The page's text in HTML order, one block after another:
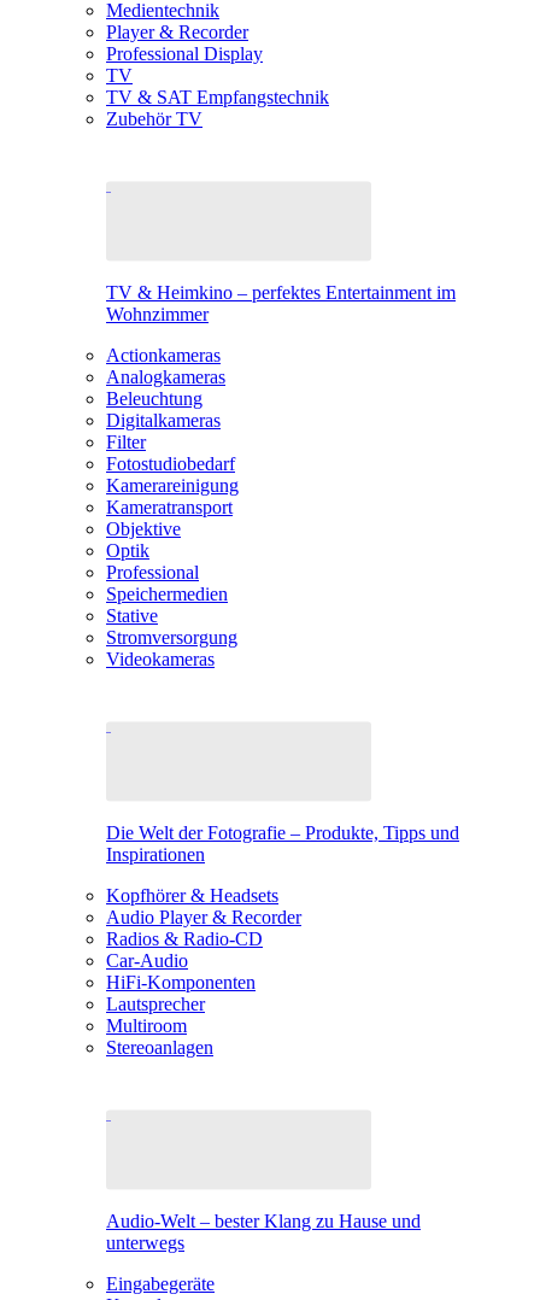
Medientechnik
Player & Recorder
Professional Display
TV
TV & SAT Empfangstechnik
Zubehör TV
TV & Heimkino – perfektes Entertainment im
Wohnzimmer
Actionkameras
Analogkameras
Beleuchtung
Digitalkameras
Filter
Fotostudiobedarf
Kamerareinigung
Kameratransport
Objektive
Optik
Professional
Speichermedien
Stative
Stromversorgung
Videokameras
Die Welt der Fotografie – Produkte, Tipps und
Inspirationen
Kopfhörer & Headsets
Audio Player & Recorder
Radios & Radio-CD
Car-Audio
HiFi-Komponenten
Lautsprecher
Multiroom
Stereoanlagen
Audio-Welt – bester Klang zu Hause und
unterwegs
Eingabegeräte